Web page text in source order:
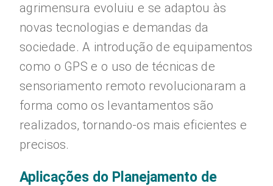
agrimensura evoluiu e se adaptou às
novas tecnologias e demandas da
sociedade. A introdução de equipamentos
como o GPS e o uso de técnicas de
sensoriamento remoto revolucionaram a
forma como os levantamentos são
realizados, tornando-os mais eficientes e
precisos.
Aplicações do Planejamento de